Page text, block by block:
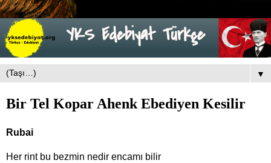
▼
Bir Tel Kopar Ahenk Ebediyen Kesilir
Rubai
Her rint bu bezmin nedir encamı bilir